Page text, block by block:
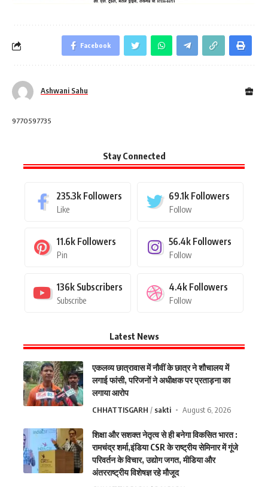
Facebook
Ashwani Sahu
9770597735
Stay Connected
235.3k Followers
Like
69.1k Followers
Follow
11.6k Followers
Pin
56.4k Followers
Follow
136k Subscribers
Subscribe
4.4k Followers
Follow
Latest News
एकलव्य छात्रावास में नौवीं के छात्र ने शौचालय में
लगाई फांसी, परिजनों ने अधीक्षक पर प्रताड़ना का
लगाया आरोप
CHHATTISGARH sakti August 6, 2026
शिक्षा और सशक्त नेतृत्व से ही बनेगा विकसित भारत :
रामचंद्र शर्मा,इंडिया CSR के राष्ट्रीय सेमिनार में गूंजे
परिवर्तन के विचार, उद्योग जगत, मीडिया और
अंतरराष्ट्रीय विशेषज्ञ रहे मौजूद